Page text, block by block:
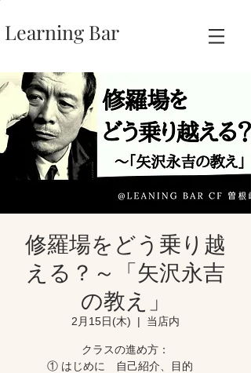
Learning Bar
修羅場をどう乗り越
える？～「矢沢永吉
の教え」
2月15日(木)
  |
当店内
クラスの進め方：
① はじめに 自己紹介、目的